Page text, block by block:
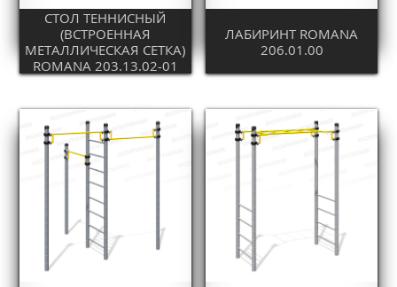
СТОЛ ТЕННИСНЫЙ
(ВСТРОЕННАЯ
МЕТАЛЛИЧЕСКАЯ СЕТКА)
ROMANA 203.13.02-01
ЛАБИРИНТ ROMANA
206.01.00